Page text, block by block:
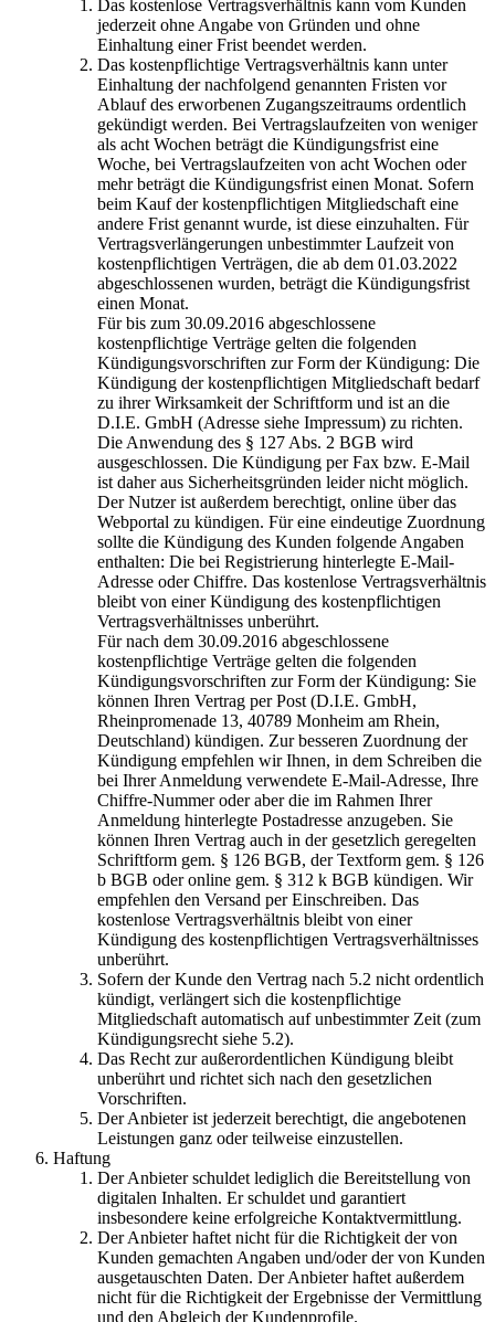
Das kostenlose Vertragsverhältnis kann vom Kunden
jederzeit ohne Angabe von Gründen und ohne
Einhaltung einer Frist beendet werden.
Das kostenpflichtige Vertragsverhältnis kann unter
Einhaltung der nachfolgend genannten Fristen vor
Ablauf des erworbenen Zugangszeitraums ordentlich
gekündigt werden. Bei Vertragslaufzeiten von weniger
als acht Wochen beträgt die Kündigungsfrist eine
Woche, bei Vertragslaufzeiten von acht Wochen oder
mehr beträgt die Kündigungsfrist einen Monat. Sofern
beim Kauf der kostenpflichtigen Mitgliedschaft eine
andere Frist genannt wurde, ist diese einzuhalten. Für
Vertragsverlängerungen unbestimmter Laufzeit von
kostenpflichtigen Verträgen, die ab dem 01.03.2022
abgeschlossenen wurden, beträgt die Kündigungsfrist
einen Monat.
Für bis zum 30.09.2016 abgeschlossene
kostenpflichtige Verträge gelten die folgenden
Kündigungsvorschriften zur Form der Kündigung: Die
Kündigung der kostenpflichtigen Mitgliedschaft bedarf
zu ihrer Wirksamkeit der Schriftform und ist an die
D.I.E. GmbH (Adresse siehe Impressum) zu richten.
Die Anwendung des § 127 Abs. 2 BGB wird
ausgeschlossen. Die Kündigung per Fax bzw. E-Mail
ist daher aus Sicherheitsgründen leider nicht möglich.
Der Nutzer ist außerdem berechtigt, online über das
Webportal zu kündigen. Für eine eindeutige Zuordnung
sollte die Kündigung des Kunden folgende Angaben
enthalten: Die bei Registrierung hinterlegte E-Mail-
Adresse oder Chiffre. Das kostenlose Vertragsverhältnis
bleibt von einer Kündigung des kostenpflichtigen
Vertragsverhältnisses unberührt.
Für nach dem 30.09.2016 abgeschlossene
kostenpflichtige Verträge gelten die folgenden
Kündigungsvorschriften zur Form der Kündigung: Sie
können Ihren Vertrag per Post (D.I.E. GmbH,
Rheinpromenade 13, 40789 Monheim am Rhein,
Deutschland) kündigen. Zur besseren Zuordnung der
Kündigung empfehlen wir Ihnen, in dem Schreiben die
bei Ihrer Anmeldung verwendete E-Mail-Adresse, Ihre
Chiffre-Nummer oder aber die im Rahmen Ihrer
Anmeldung hinterlegte Postadresse anzugeben. Sie
können Ihren Vertrag auch in der gesetzlich geregelten
Schriftform gem. § 126 BGB, der Textform gem. § 126
b BGB oder online gem. § 312 k BGB kündigen. Wir
empfehlen den Versand per Einschreiben. Das
kostenlose Vertragsverhältnis bleibt von einer
Kündigung des kostenpflichtigen Vertragsverhältnisses
unberührt.
Sofern der Kunde den Vertrag nach 5.2 nicht ordentlich
kündigt, verlängert sich die kostenpflichtige
Mitgliedschaft automatisch auf unbestimmter Zeit (zum
Kündigungsrecht siehe 5.2).
Das Recht zur außerordentlichen Kündigung bleibt
unberührt und richtet sich nach den gesetzlichen
Vorschriften.
Der Anbieter ist jederzeit berechtigt, die angebotenen
Leistungen ganz oder teilweise einzustellen.
Haftung
Der Anbieter schuldet lediglich die Bereitstellung von
digitalen Inhalten. Er schuldet und garantiert
insbesondere keine erfolgreiche Kontaktvermittlung.
Der Anbieter haftet nicht für die Richtigkeit der von
Kunden gemachten Angaben und/oder der von Kunden
ausgetauschten Daten. Der Anbieter haftet außerdem
nicht für die Richtigkeit der Ergebnisse der Vermittlung
und den Abgleich der Kundenprofile.